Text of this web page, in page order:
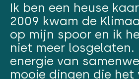
Ik ben een heuse
2009 kwam de
op mijn spoor en ik
niet meer losgelaten.
energie van
mooie dingen die het